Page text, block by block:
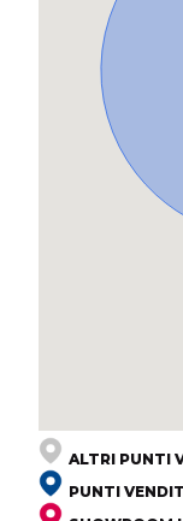
ALTRI PUNTI
PUNTI